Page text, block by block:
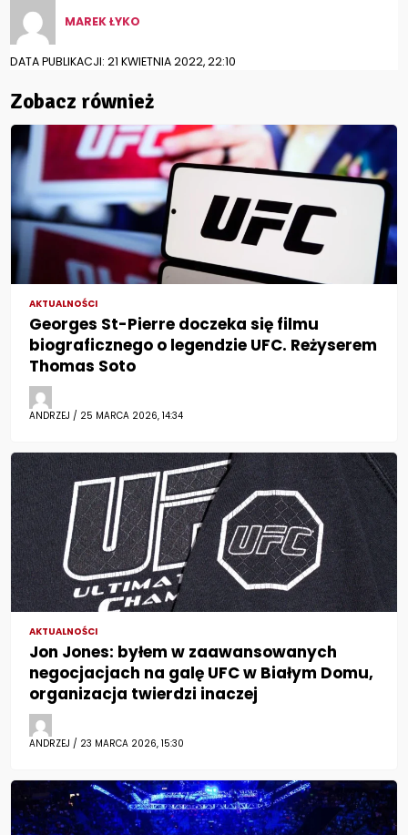
MAREK ŁYKO
DATA PUBLIKACJI: 21 KWIETNIA 2022, 22:10
Zobacz również
AKTUALNOŚCI
Georges St-Pierre doczeka się filmu
biograficznego o legendzie UFC. Reżyserem
Thomas Soto
ANDRZEJ / 25 MARCA 2026, 14:34
AKTUALNOŚCI
Jon Jones: byłem w zaawansowanych
negocjacjach na galę UFC w Białym Domu,
organizacja twierdzi inaczej
ANDRZEJ / 23 MARCA 2026, 15:30